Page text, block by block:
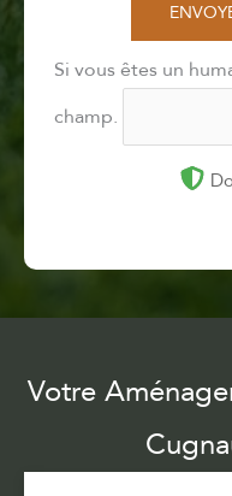
Si vous êtes un
champ.
Votre